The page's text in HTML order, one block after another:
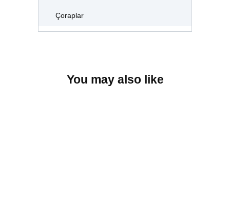
Çoraplar
You may also like